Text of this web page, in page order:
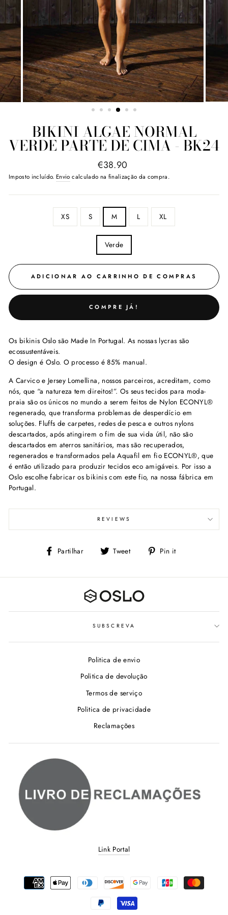
BIKINI ALGAE NORMAL
VERDE PARTE DE CIMA - BK24
Preço
normal
€38.90
Imposto incluído. Envio calculado na finalização da compra.
XS S M L XL
Verde
ADICIONAR AO CARRINHO DE COMPRAS
COMPRE JÁ!
Os bikinis Oslo são Made In Portugal. As nossas lycras são
ecossustentáveis.
O design é Oslo. O processo é 85% manual.
A Carvico e Jersey Lomellina, nossos parceiros, acreditam, como
nós, que “a natureza tem direitos!”. Os seus tecidos para moda-
praia são os únicos no mundo a serem feitos de Nylon ECONYL®️
regenerado, que transforma problemas de desperdício em
soluções. Fluffs de carpetes, redes de pesca e outros nylons
descartados, após atingirem o fim de sua vida útil, não são
descartados em aterros sanitários, mas são recuperados,
regenerados e transformados pela Aquafil em fio ECONYL®️, que
é então utilizado para produzir tecidos eco amigáveis. Por isso a
Oslo escolhe fabricar os bikinis com este fio, na nossa fábrica em
Portugal.
REVIEWS
Partilhar
PartilheTweet Tweet Pin it
SUBSCREVA
Politica de envio
Politica de devolução
Termos de serviço
Politica de privacidade
Reclamações
Link Portal